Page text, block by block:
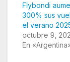
Flybondi
300% sus
el verano
octubre 9,
En